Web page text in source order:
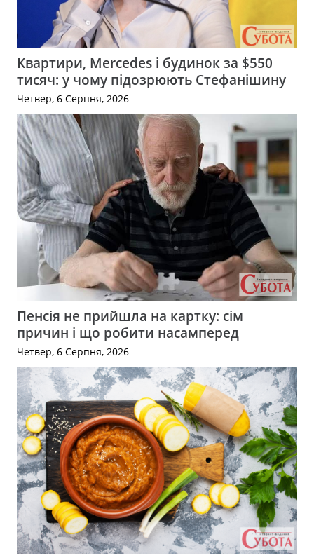
Квартири, Mercedes і будинок за $550
тисяч: у чому підозрюють Стефанішину
Четвер, 6 Серпня, 2026
Пенсія не прийшла на картку: сім
причин і що робити насамперед
Четвер, 6 Серпня, 2026